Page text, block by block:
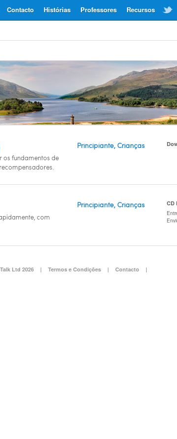
Recursos
Professores
Histórias
Contacto
os fundamentos de
Principiante, Crianças
com
Principiante, Crianças CD
Ltd 2026 | Termos e Condições | Contacto |